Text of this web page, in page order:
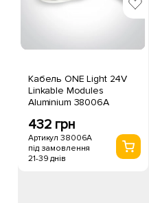
Кабель ONE Light 24V
Linkable Modules
Aluminium 38006A
432 грн
Артикул 38006A
під замовлення
21-39 днів